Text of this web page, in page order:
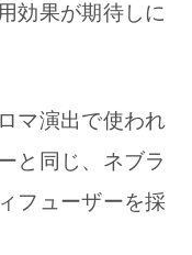
効果が期待しに
マ演出で使われ
と同じ、ネブラ
フューザーを採